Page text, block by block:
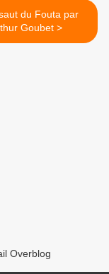
du Fouta par
Arthur Goubet >
Overblog